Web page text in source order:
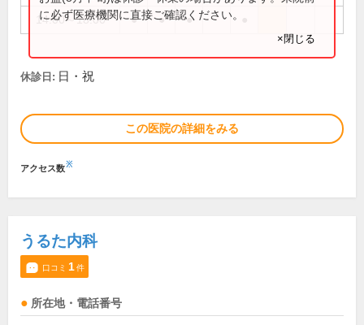
14:00～18:00 ● ● ●
に必ず医療機関に直接ご確認ください。
×閉じる
休診日: 日・祝
この医院の詳細をみる
アクセス数※
うるた内科
口コミ 1件
所在地・電話番号